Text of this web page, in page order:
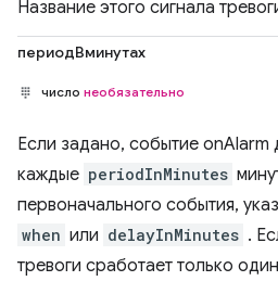
Название этого сигнала
периодВминутах
число необязательно
Если задано, событие onAlarm
каждые periodInMinutes
первоначального события,
when или delayInMinutes .
тревоги сработает только